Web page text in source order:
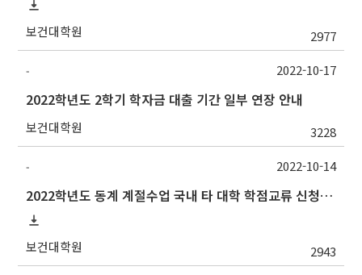
보건대학원 2977
-
2022학년도 2학기 학자금 대출 기간 일부 연장 안내
보건대학원 3228
2022-10-17
-
2022학년도 동계 계절수업 국내 타 대학 학점교류 신청 안내
보건대학원 2943
2022-10-14